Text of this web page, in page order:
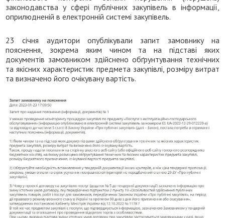
законодавства у сфері публічних закупівель в інформації,
оприлюдненій в електронній системі закупівель.
23 січня аудитори опублікували запит замовнику на
пояснення, зокрема яким чином та на підставі яких
документів замовником здійснено обґрунтування технічних
та якісних характеристик предмета закупівлі, розміру витрат
та визначено його очікувану вартість.